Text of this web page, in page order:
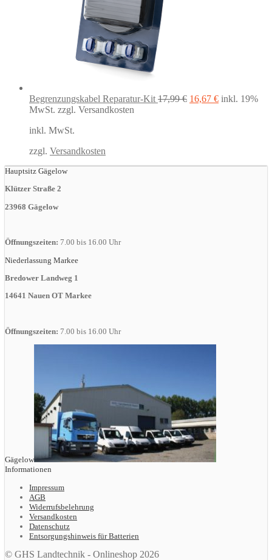
Begrenzungskabel Reparatur-Kit 17,99€ Ursprünglicher
16,67 €Aktueller
inkl. 19%
MwSt. zzgl. Versandkosten
inkl. MwSt.
zzgl. Versandkosten
Hauptsitz Gägelow
Klützer Straße 2
23968 Gägelow
Öffnungszeiten: 7.00 bis 16.00 Uhr
Niederlassung Markee
Bredower Landweg 1
14641 Nauen OT Markee
Öffnungszeiten: 7.00 bis 16.00 Uhr
Gägelow
Informationen
Impressum
AGB
Widerrufsbelehrung
Versandkosten
Datenschutz
Entsorgungshinweis für Batterien
© GHS Landtechnik - Onlineshop 2026